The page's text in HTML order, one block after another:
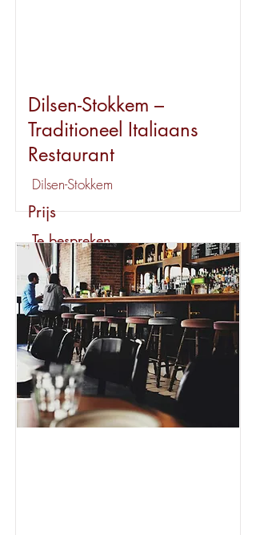
Dilsen-Stokkem –
Traditioneel Italiaans
Restaurant
Dilsen-Stokkem
Prijs
Te bespreken
Huur
€ 4000 per maand
Bekijk dit pand